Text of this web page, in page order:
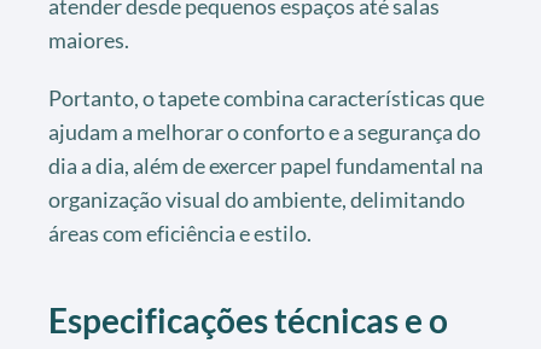
atender desde pequenos espaços até salas
maiores.
Portanto, o tapete combina características que
ajudam a melhorar o conforto e a segurança do
dia a dia, além de exercer papel fundamental na
organização visual do ambiente, delimitando
áreas com eficiência e estilo.
Especificações técnicas e o